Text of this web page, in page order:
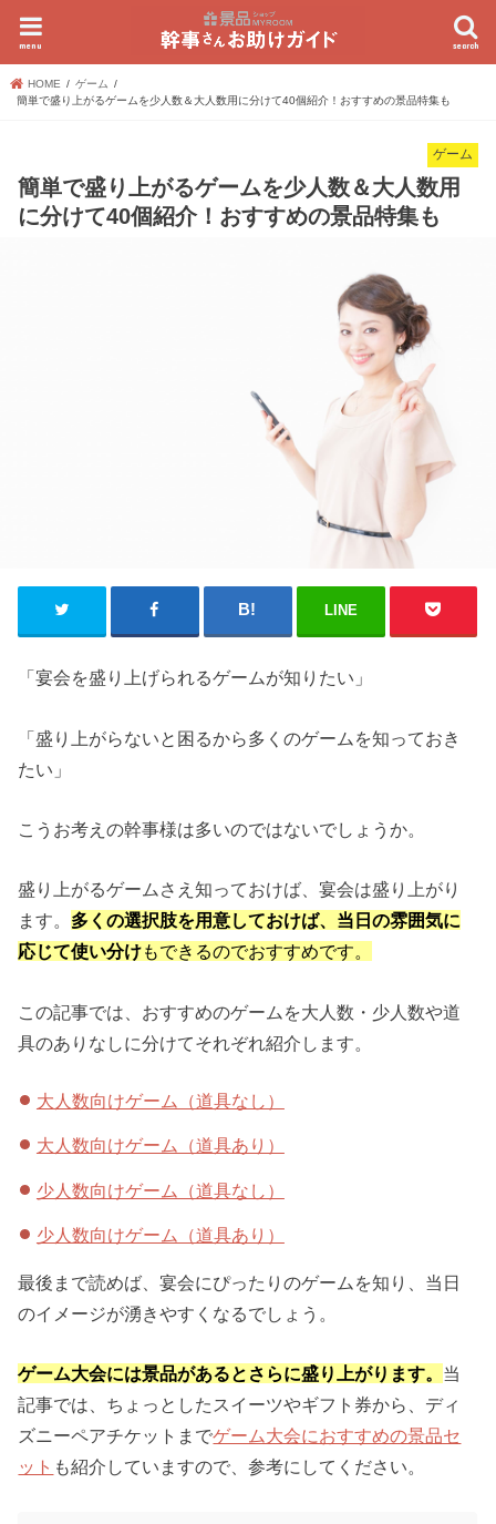
search
menu
HOME
ゲーム
簡単で盛り上がるゲームを少人数＆大人数用に分けて40個紹介！おすすめの景品特集も
ゲーム
簡単で盛り上がるゲームを少人数＆大人数用
に分けて40個紹介！おすすめの景品特集も
LINE
「宴会を盛り上げられるゲームが知りたい」
「盛り上がらないと困るから多くのゲームを知っておき
たい」
こうお考えの幹事様は多いのではないでしょうか。
盛り上がるゲームさえ知っておけば、宴会は盛り上がり
ます。 多くの選択肢を用意しておけば、当日の雰囲気に
応じて使い分けもできるのでおすすめです。
この記事では、おすすめのゲームを大人数・少人数や道
具のありなしに分けてそれぞれ紹介します。
大人数向けゲーム（道具なし）
大人数向けゲーム（道具あり）
少人数向けゲーム（道具なし）
少人数向けゲーム（道具あり）
最後まで読めば、宴会にぴったりのゲームを知り、当日
のイメージが湧きやすくなるでしょう。
ゲーム大会には景品があるとさらに盛り上がります。 当
記事では、ちょっとしたスイーツやギフト券から、ディ
ズニーペアチケットまでゲーム大会におすすめの景品セ
ット も紹介していますので、参考にしてください。